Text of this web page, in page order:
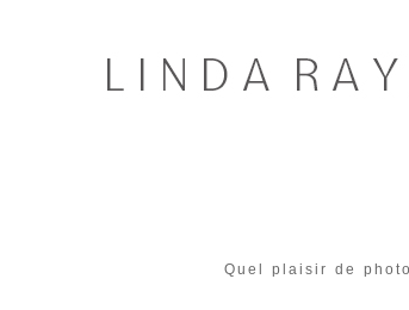
Quel plaisir de